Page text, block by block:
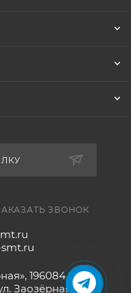
ЗВОНОК
196084, г.
Заозёрная,